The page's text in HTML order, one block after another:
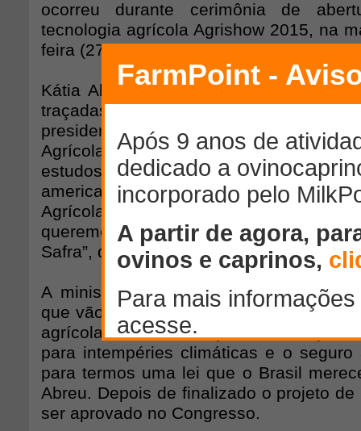
ocorreu durante cerimônia de
tecnologia agrícola Agrishow 2015, na
feira (27), em Ribeirão Preto (SP).
Kátia Abreu adiantou que as
traçadas por especialistas do setor
presidente Dilma Rousseff. O
Agrícola para cinco anos. “Nós
estudos pra termos no Brasil uma Lei
americanos tem a Farm Bill e os
Agrícola Comum (PAC) da União
queremos mais viver no improviso, ano
Safra”, destacou.
A ministra da Agricultura também
que vão embasar a futura Lei Agrícola
agrícola deverá ser o pilar mais
para intempéries climáticas e o
para termos uma lei que o Brasil
Abreu. Depois de finalizado o projeto
ser aprovado no Congresso.